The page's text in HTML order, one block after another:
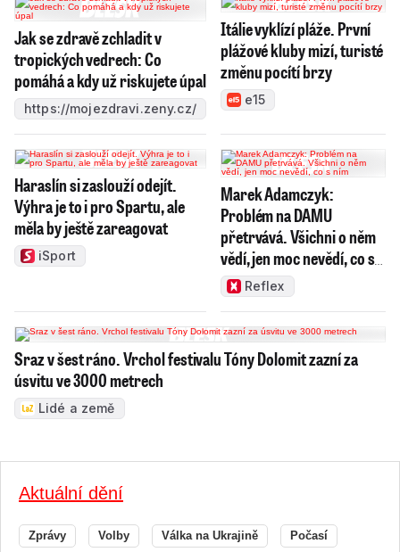
Jak se zdravě zchladit v
tropických vedrech: Co
pomáhá a kdy už riskujete úpal
https://mojezdravi.zeny.cz/
Itálie vyklízí pláže. První
plážové kluby mizí, turisté
změnu pocítí brzy
e15
Haraslín si zaslouží odejít.
Výhra je to i pro Spartu, ale
měla by ještě zareagovat
iSport
Marek Adamczyk:
Problém na DAMU
přetrvává. Všichni o něm
vědí, jen moc nevědí, co s
nímReflex
Sraz v šest ráno. Vrchol festivalu Tóny Dolomit zazní za
úsvitu ve 3000 metrech
Lidé a země
Aktuální dění
Zprávy Volby Válka na Ukrajině Počasí